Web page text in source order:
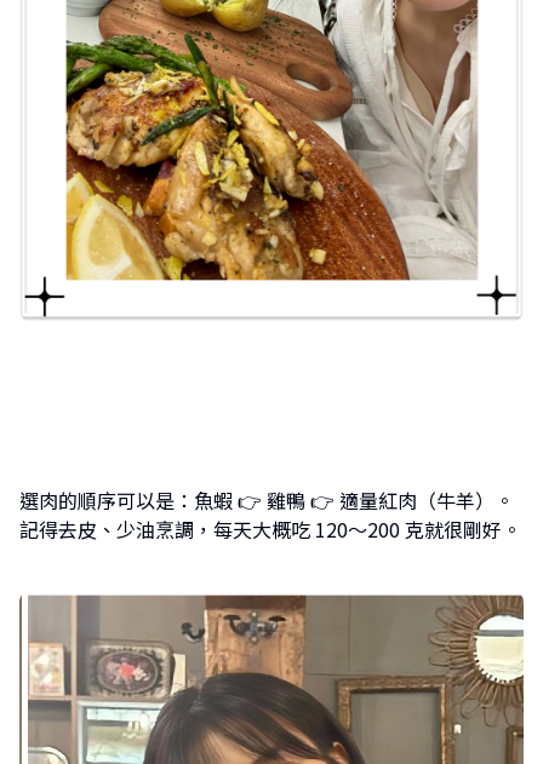
選肉的順序可以是：魚蝦 👉 雞鴨 👉 適量紅肉（牛羊）。
記得去皮、少油烹調，每天大概吃 120～200 克就很剛好。